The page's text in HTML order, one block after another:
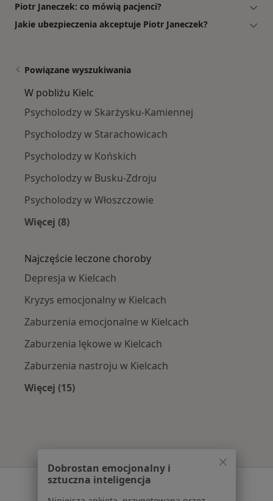
Piotr Janeczek: co mówią pacjenci?
Jakie ubezpieczenia akceptuje Piotr Janeczek?
Powiązane wyszukiwania
W pobliżu Kielc
Psycholodzy w Skarżysku-Kamiennej
Psycholodzy w Starachowicach
Psycholodzy w Końskich
Psycholodzy w Busku-Zdroju
Psycholodzy w Włoszczowie
Więcej (8)
Najczęście leczone choroby
Depresja w Kielcach
Kryzys emocjonalny w Kielcach
Zaburzenia emocjonalne w Kielcach
Zaburzenia lękowe w Kielcach
Zaburzenia nastroju w Kielcach
Więcej (15)
Serwis
Dobrostan emocjonalny i
sztuczna inteligencja